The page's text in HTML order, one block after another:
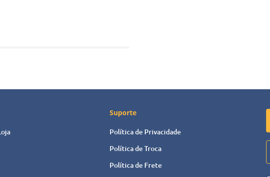
Suporte
Política de Privacidade
Política de Troca
Política de Frete